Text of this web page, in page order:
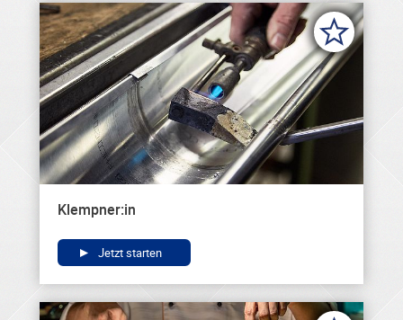
Klempner:in
Jetzt starten